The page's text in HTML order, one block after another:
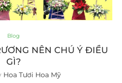
Blog
NÊN CHÚ Ý ĐIỀU
GÌ?
Hoa Tươi Hoa Mỹ